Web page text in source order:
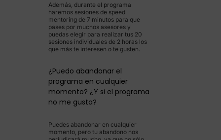
Además, durante el programa
haremos sesiones de speed
mentoring de 7 minutos para que
pases por muchos asesores y
puedas elegir para realizar tus 20
sesiones individuales de 2 horas los
que más te interesen o te gusten.
¿Puedo abandonar el
programa en cualquier
momento? ¿Y si el programa
no me gusta?
Puedes abandonar en cualquier
momento, pero tu abandono nos